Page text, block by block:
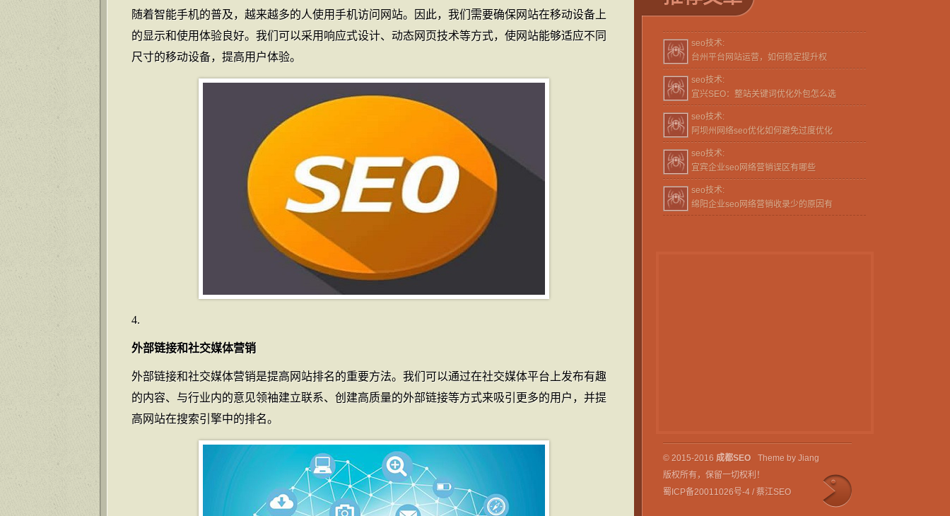
随着智能手机的普及，越来越多的人使用手机访问网站。因此，我们需要确保网站在移动设备上
的显示和使用体验良好。我们可以采用响应式设计、动态网页技术等方式，使网站能够适应不同
尺寸的移动设备，提高用户体验。
外部链接和社交媒体营销
外部链接和社交媒体营销是提高网站排名的重要方法。我们可以通过在社交媒体平台上发布有趣
的内容、与行业内的意见领袖建立联系、创建高质量的外部链接等方式来吸引更多的用户，并提
高网站在搜索引擎中的排名。
seo技术:
台州平台网站运营，如何稳定提升权
seo技术:
宜兴SEO：整站关键词优化外包怎么选
seo技术:
阿坝州网络seo优化如何避免过度优化
seo技术:
宜宾企业seo网络营销误区有哪些
seo技术:
绵阳企业seo网络营销收录少的原因有
© 2015-2016 成都SEO
Theme by Jiang
版权所有，保留一切权利！
蜀ICP备20011026号-4 / 蔡江SEO